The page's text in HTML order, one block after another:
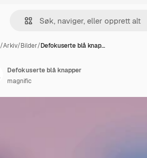
/Arkiv/Bilder/Defokuserte blå knap…
Defokuserte blå knapper
magnific